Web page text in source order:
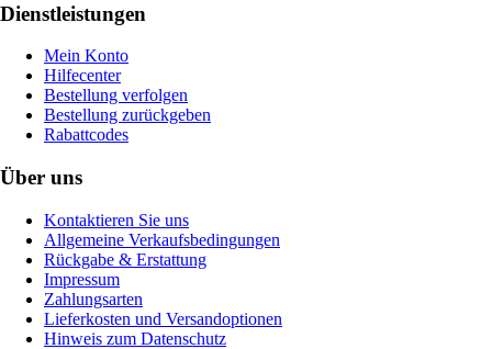
Dienstleistungen
Mein Konto
Hilfecenter
Bestellung verfolgen
Bestellung zurückgeben
Rabattcodes
Über uns
Kontaktieren Sie uns
Allgemeine Verkaufsbedingungen
Rückgabe & Erstattung
Impressum
Zahlungsarten
Lieferkosten und Versandoptionen
Hinweis zum Datenschutz